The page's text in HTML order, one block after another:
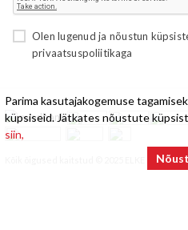
Olen lugenud ja nõustun
privaatsuspoliitikaga
Kõik õigused kaitstud © 2025 ELKE Mööbel
Parima kasutajakogemuse
küpsiseid. Jätkates nõustute
siin,